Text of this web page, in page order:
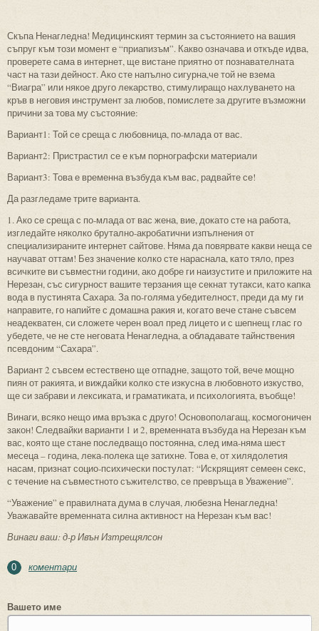
Скъпа Ненагледна! Медицинският термин за състоянието на вашия
съпруг към този момент е “приапизъм”. Какво означава и откъде идва,
проверете сама в интернет, ще вистане приятно от познавателната
част на тази дейност. Ако сте напълно сигурна,че той не взема
“Виагра” или някое друго лекарство, стимулиращо нахлуването на
кръв в неговия инструмент за любов, помислете за другите възможни
причини за това му състояние:
Вариант1: Той се среща с любовница, по-млада от вас.
Вариант2: Пристрастил се е към порнографски материали
Вариант3: Това е временна възбуда към вас, радвайте се!
Да разгледаме трите варианта.
1. Ако се среща с по-млада от вас жена, вие, докато сте на работа,
изгледайте няколко брутално-акробатични изпълнения от
специализираните интернет сайтове. Няма да повярвате какви неща се
научават оттам! Без значение колко сте нараснала, като тяло, през
всичките ви съвместни години, ако добре ги наизустите и приложите на
Нерезан, със сигурност вашите терзания ще секнат тутакси, като капка
вода в пустинята Сахара. За по-голяма убедителност, преди да му ги
направите, го напийте с домашна ракия и, когато вече стане съвсем
неадекватен, си сложете черен воал пред лицето и с шепнещ глас го
убедете, че не сте неговата Ненагледна, а обладавате тайнствения
псевдоним “Сахара”.
Вариант 2 съвсем естествено ще отпадне, защото той, вече мощно
пиян от ракията, и виждайки колко сте изкусна в любовното изкуство,
ще си забрави и лексиката, и граматиката, и психологията, въобще!
Винаги, всяко нещо има връзка с друго! Основополагащ, космогоничен
закон! Следвайки варианти 1 и 2, временната възбуда на Нерезан към
вас, която ще стане последващо постоянна, след има-няма шест
месеца – година, лека-полека ще затихне. Това е, от хилядолетия
насам, признат социо-психически постулат: “Искрящият семеен секс,
с течение на съвместното съжителство, се превръща в Уважение”.
“Уважение” е правилната дума в случая, любезна Ненагледна!
Уважавайте временната силна активност на Нерезан към вас!
Винаги ваш: д-р Ивън Изтрещялсон
0 коментари
Вашето име